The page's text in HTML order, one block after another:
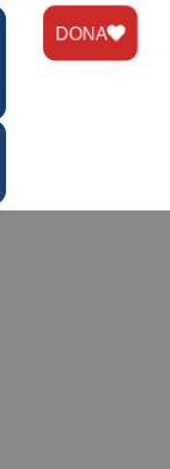
DONA